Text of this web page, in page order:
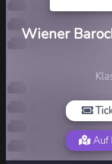
Wiener
Auf